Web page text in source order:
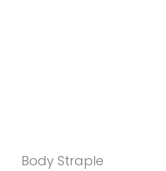
Body Straple